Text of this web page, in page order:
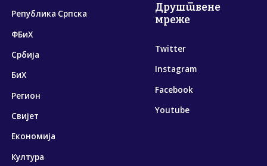
Република Српска
ФБиХ
Србија
БиХ
Регион
Свијет
Економија
Култура
Друштвене
мреже
Twitter
Instagram
Facebook
Youtube